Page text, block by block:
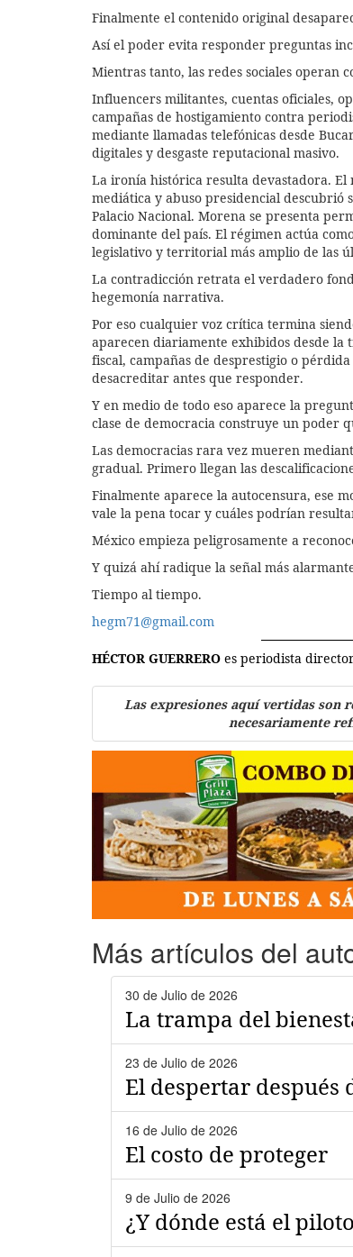
Finalmente el contenido original
Así el poder evita responder preguntas
Mientras tanto, las redes sociales operan
Influencers militantes, cuentas oficiales,
campañas de hostigamiento contra
mediante llamadas telefónicas desde
digitales y desgaste reputacional masivo.
La ironía histórica resulta devastadora.
mediática y abuso presidencial
Palacio Nacional. Morena se presenta
dominante del país. El régimen actúa
legislativo y territorial más amplio de las
La contradicción retrata el verdadero
hegemonía narrativa.
Por eso cualquier voz crítica termina
aparecen diariamente exhibidos desde
fiscal, campañas de desprestigio o
desacreditar antes que responder.
Y en medio de todo eso aparece la
clase de democracia construye un poder
Las democracias rara vez mueren
gradual. Primero llegan las
Finalmente aparece la autocensura, ese
vale la pena tocar y cuáles podrían
México empieza peligrosamente a
Y quizá ahí radique la señal más
Tiempo al tiempo.
hegm71@gmail.com
HÉCTOR GUERRERO es periodista
Las expresiones aquí vertidas son
necesariamente
Más artículos del
30 de Julio de 2026
La trampa del
23 de Julio de 2026
El despertar después
16 de Julio de 2026
El costo de proteger
9 de Julio de 2026
¿Y dónde está el